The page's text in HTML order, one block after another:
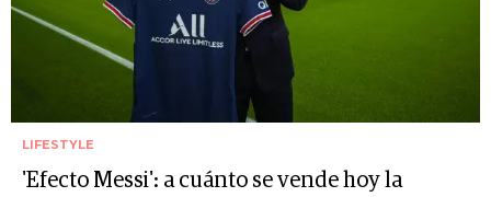
LIFESTYLE
'Efecto Messi': a cuánto se vende hoy la